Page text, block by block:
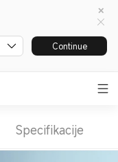
Continue
Specifikacije